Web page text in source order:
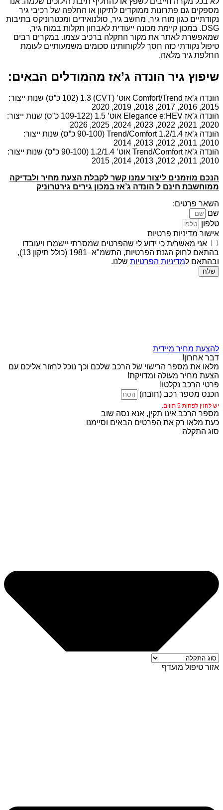
מספקים גם פתרונות ממוקדים לתיקון או החלפה של רכיבי גיר
נקודתיים כגון מוח גיר, מחשב גיר, סולנואידים ומכטרוניקס בתיבות
DSG. במכון קיימת מכונה ייעודית לאבחון תקלות במוח גיר,
שמאפשרת לאתר את מקור התקלה ברכיב עצמו. במקרים רבים
טיפול נקודתי כזה חסך ללקוחותינו סכומים משמעותיים לעומת
החלפת גיר מלאה.
שיפוץ גיר הונדה ג’אז מהמודלים הבאים:
הונדה ג’אז Comfort/Trend אוט’ (CVT) 1.3 (102 כ”ס) שנות ייצור:
2015, 2016, 2017, 2018, 2019, 2020
הונדה ג’אז Elegance e:HEV אוט’ 1.5 (109-122 כ”ס) שנות ייצור:
2020, 2021, 2022, 2023, 2024, 2025, 2026
הונדה ג’אז Trend/Comfort 1.2/1.4 (90-100 כ”ס) שנות ייצור:
2010, 2011, 2012, 2013, 2014
הונדה ג’אז Trend/Comfort אוט’ 1.2/1.4 (90-100 כ”ס) שנות ייצור:
2010, 2011, 2012, 2013, 2014, 2015
הנכם מוזמנים ליצור עמנו קשר לקבלת הצעת מחיר ולבדיקה
ממוחשבת חינם ל הונדה ג’אז במכון גירים גירטרוניק
השאר פרטים:
שם
טלפון
אישור מדיניות פרטיות
אני מאשר/ת כי ידוע לי שהפרטים שמסרתי יישמרו ויעובדו
בהתאם לחוק הגנת הפרטיות, התשמ"א–1981 (כולל תיקון 13),
ובהתאם למדיניות הפרטיות שלנו.
שלח
להצעת מחיר מיידית
דבר אחרון!
מלאו את מספר הרישוי של הרכב שלכם וכך נוכל לחזור אליכם עם
הצעת מחיר מעולה ומדויקת!
פרטי הרכב נקלטו!
הכנס מספר רכב (חובה)
יש להזין לפחות 5 תווים.
מספר הרכב אינו תקין, אנא נסה שוב
כעת מלאו רק את הפרטים הבאים וסיימנו
סוג התקלה
אזור טיפול מועדף